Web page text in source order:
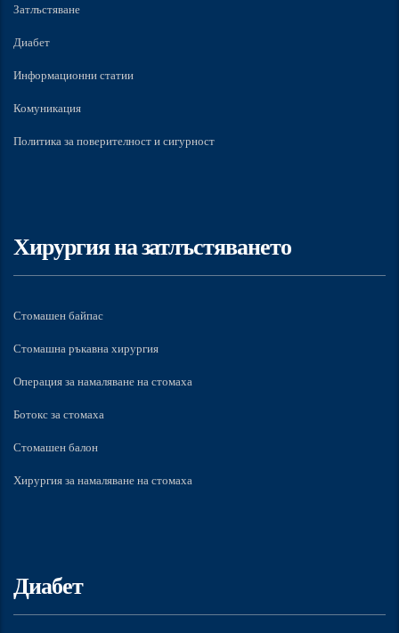
Затлъстяване
Диабет
Информационни статии
Комуникация
Политика за поверителност и сигурност
Хирургия на затлъстяването
Стомашен байпас
Стомашна ръкавна хирургия
Операция за намаляване на стомаха
Ботокс за стомаха
Стомашен балон
Хирургия за намаляване на стомаха
Диабет